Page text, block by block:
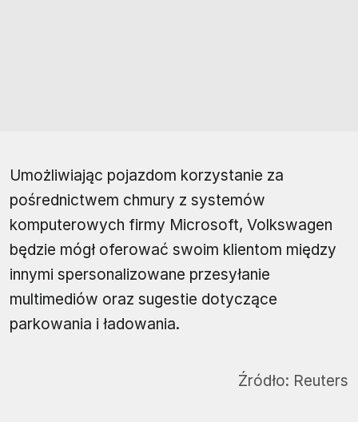
Umożliwiając pojazdom korzystanie za
pośrednictwem chmury z systemów
komputerowych firmy Microsoft, Volkswagen
będzie mógł oferować swoim klientom między
innymi spersonalizowane przesyłanie
multimediów oraz sugestie dotyczące
parkowania i ładowania.
Źródło: Reuters